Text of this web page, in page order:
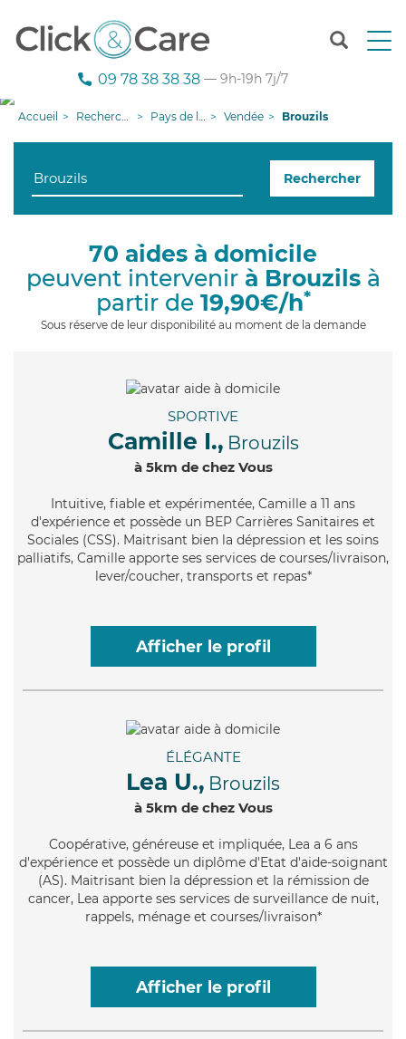
T
n
g
i
09 78 38 38 38 — 9h-19h 7j/7
Accueil Recherche aide à domicile Pays de la Loire Vendée Brouzils
Rechercher
70 aides à domicile
peuvent intervenir à Brouzilsà
partir de 19,90€/h*
Sous réserve de leur disponibilité au moment de la demande
SPORTIVE
Camille I., Brouzils
à 5km de chez Vous
Intuitive, fiable et expérimentée, Camille a 11 ans
d'expérience et possède un BEP Carrières Sanitaires et
Sociales (CSS). Maitrisant bien la dépression et les soins
palliatifs, Camille apporte ses services de courses/livraison,
lever/coucher, transports et repas*
Afficher le profil
ÉLÉGANTE
Lea U., Brouzils
à 5km de chez Vous
Coopérative, généreuse et impliquée, Lea a 6 ans
d'expérience et possède un diplôme d'Etat d'aide-soignant
(AS). Maitrisant bien la dépression et la rémission de
cancer, Lea apporte ses services de surveillance de nuit,
rappels, ménage et courses/livraison*
Afficher le profil